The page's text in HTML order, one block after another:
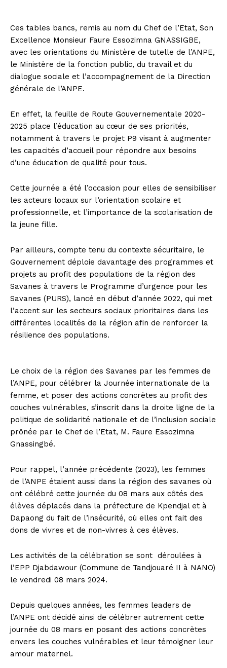
Ces tables bancs, remis au nom du Chef de l’Etat, Son
Excellence Monsieur Faure Essozimna GNASSIGBE,
avec les orientations du Ministère de tutelle de l’ANPE,
le Ministère de la fonction public, du travail et du
dialogue sociale et l’accompagnement de la Direction
générale de l’ANPE.
En effet, la feuille de Route Gouvernementale 2020-
2025 place l’éducation au cœur de ses priorités,
notamment à travers le projet P9 visant à augmenter
les capacités d’accueil pour répondre aux besoins
d’une éducation de qualité pour tous.
Cette journée a été l’occasion pour elles de sensibiliser
les acteurs locaux sur l’orientation scolaire et
professionnelle, et l’importance de la scolarisation de
la jeune fille.
Par ailleurs, compte tenu du contexte sécuritaire, le
Gouvernement déploie davantage des programmes et
projets au profit des populations de la région des
Savanes à travers le Programme d’urgence pour les
Savanes (PURS), lancé en début d’année 2022, qui met
l’accent sur les secteurs sociaux prioritaires dans les
différentes localités de la région afin de renforcer la
résilience des populations.
Le choix de la région des Savanes par les femmes de
l’ANPE, pour célébrer la Journée internationale de la
femme, et poser des actions concrètes au profit des
couches vulnérables, s’inscrit dans la droite ligne de la
politique de solidarité nationale et de l’inclusion sociale
prônée par le Chef de l’Etat, M. Faure Essozimna
Gnassingbé.
Pour rappel, l’année précédente (2023), les femmes
de l’ANPE étaient aussi dans la région des savanes où
ont célébré cette journée du 08 mars aux côtés des
élèves déplacés dans la préfecture de Kpendjal et à
Dapaong du fait de l’insécurité, où elles ont fait des
dons de vivres et de non-vivres à ces élèves.
Les activités de la célébration se sont déroulées à
l’EPP Djabdawour (Commune de Tandjouaré II à NANO)
le vendredi 08 mars 2024.
Depuis quelques années, les femmes leaders de
l’ANPE ont décidé ainsi de célébrer autrement cette
journée du 08 mars en posant des actions concrètes
envers les couches vulnérables et leur témoigner leur
amour maternel.